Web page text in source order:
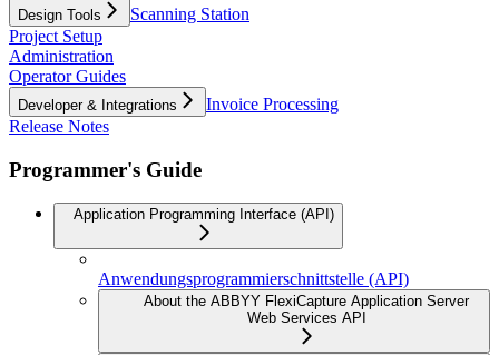
Design Tools
Scanning Station
Project Setup
Administration
Operator Guides
Developer & Integrations
Invoice Processing
Release Notes
Programmer's Guide
Application Programming Interface (API)
Anwendungsprogrammierschnittstelle (API)
About the ABBYY FlexiCapture Application Server
Web Services API